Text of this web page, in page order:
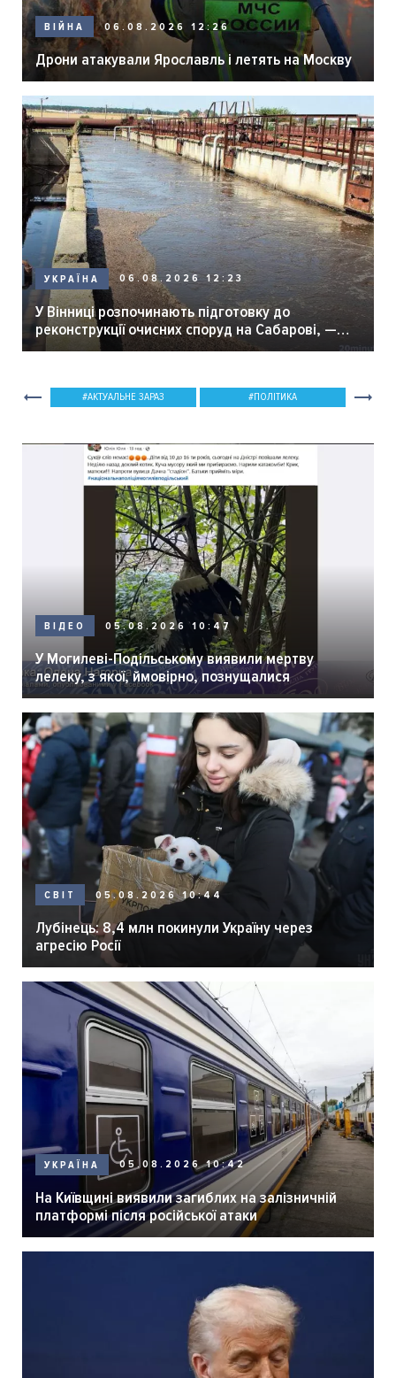
ВІЙНА 06.08.2026 12:26
Дрони атакували Ярославль і летять на Москву
УКРАЇНА 06.08.2026 12:23
У Вінниці розпочинають підготовку до
реконструкції очисних споруд на Сабарові, —
мер Вінниці.
АКТУАЛЬНЕ ЗАРАЗ ПОЛІТИКА
ВІДЕО 05.08.2026 10:47
У Могилеві-Подільському виявили мертву
лелеку, з якої, ймовірно, познущалися
СВІТ 05.08.2026 10:44
Лубінець: 8,4 млн покинули Україну через
агресію Росії
УКРАЇНА 05.08.2026 10:42
На Київщині виявили загиблих на залізничній
платформі після російської атаки